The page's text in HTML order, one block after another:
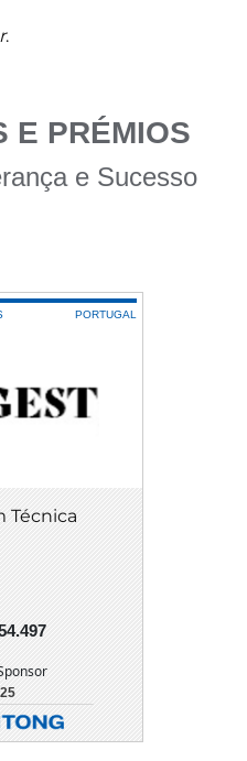
.
E PRÉMIOS
e Sucesso
PORTUGAL
Técnica
DOWNLOAD